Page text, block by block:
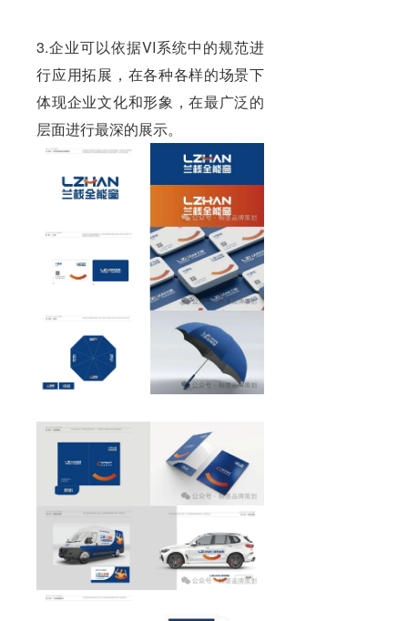
3.企业可以依据VI系统中的规范进
行应用拓展，在各种各样的场景下
体现企业文化和形象，在最广泛的
层面进行最深的展示。